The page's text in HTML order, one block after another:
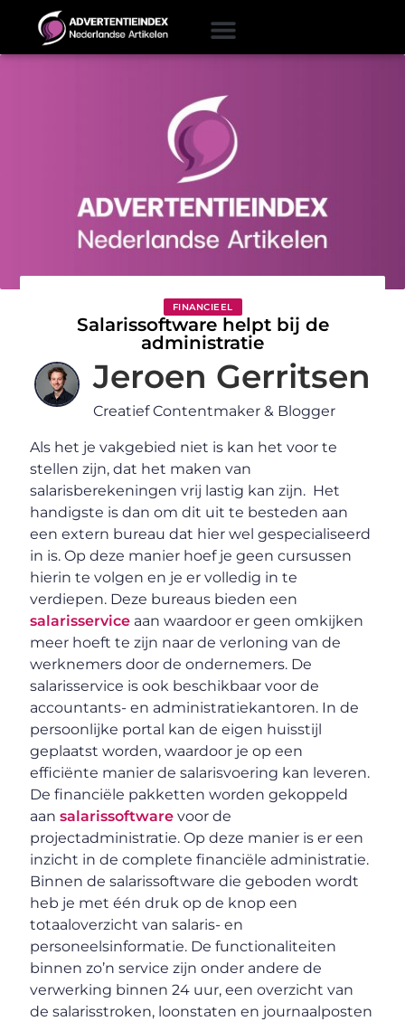
FINANCIEEL
Salarissoftware helpt bij de
administratie
Jeroen Gerritsen
Creatief Contentmaker & Blogger
Als het je vakgebied niet is kan het voor te
stellen zijn, dat het maken van
salarisberekeningen vrij lastig kan zijn. Het
handigste is dan om dit uit te besteden aan
een extern bureau dat hier wel gespecialiseerd
in is. Op deze manier hoef je geen cursussen
hierin te volgen en je er volledig in te
verdiepen. Deze bureaus bieden een
salarisservice aan waardoor er geen omkijken
meer hoeft te zijn naar de verloning van de
werknemers door de ondernemers. De
salarisservice is ook beschikbaar voor de
accountants- en administratiekantoren. In de
persoonlijke portal kan de eigen huisstijl
geplaatst worden, waardoor je op een
efficiënte manier de salarisvoering kan leveren.
De financiële pakketten worden gekoppeld
aansalarissoftware voor de
projectadministratie. Op deze manier is er een
inzicht in de complete financiële administratie.
Binnen de salarissoftware die geboden wordt
heb je met één druk op de knop een
totaaloverzicht van salaris- en
personeelsinformatie. De functionaliteiten
binnen zo’n service zijn onder andere de
verwerking binnen 24 uur, een overzicht van
de salarisstroken, loonstaten en journaalposten